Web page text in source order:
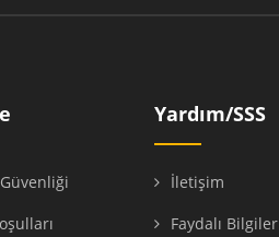
Yardım/SSS
İletişim
Faydalı Bilgiler